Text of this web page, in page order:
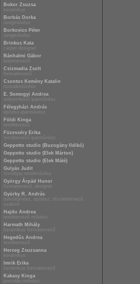
Bokor Zsuzsa
keramikus
Borbás Dorka
üvegművész
Borkovics Péter
üvegművész
Brinkus Kata
carpet designer
Bánhalmi Gábor
bútortervező
Csizmadia Zsolt
formatervező
Csontos Kemény Katalin
mozaikművész
E. Somogyi Andrea
selyemfestő iparművész
Félegyházi András
építész-iparművész
Földi Kinga
textiltervező
Füzesséry Erika
textiltervező iparművész
Geppetto studio (Buzogány Ildikó)
Geppetto studio (Elek Márton)
Geppetto studio (Elek Máté)
Gulyás Judit
nívódíjas textilművész
György Árpád Hunor
formatervező, designer
Gyürky R. András
belsőépítész, építész, díszlettervező,
szakíró
Hajdu Andrea
textiltervező művész
Harmath Mihály
keramikus formatervező
Hegedűs Andrea
textiltervező
Herceg Zsuzsanna
kerámikus
Imrik Erika
kerámikus formatervező
Kakasy Kinga
porcelán művész